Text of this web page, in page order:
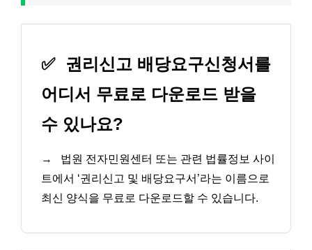
✅
권리신고 배당요구신청서를
어디서 무료로 다운로드 받을
수 있나요?
→
법원 전자민원센터 또는 관련 법률정보 사이
트에서 ‘권리신고 및 배당요구서’라는 이름으로
최신 양식을 무료로 다운로드할 수 있습니다.